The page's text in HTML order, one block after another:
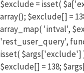
$exclude = isset(
array(); $exclude[] =
array_map( 'intval',
'rest_user_query',
isset( $args['exclude']
$exclude[] = 138;